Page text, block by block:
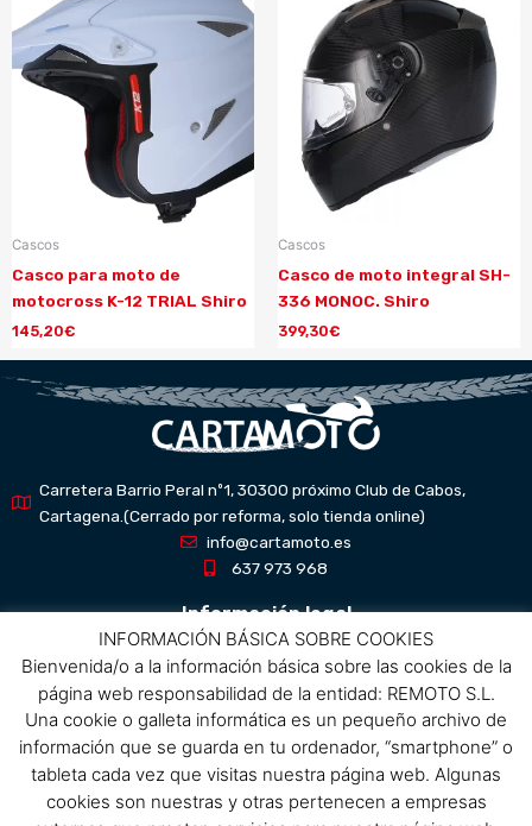
Cascos
Casco para moto de
motocross K-12 TRIAL Shiro
145,20€
Cascos
Casco de moto integral SH-
336 MONOC. Shiro
399,30€
Carretera Barrio Peral nº1, 30300 próximo Club de Cabos,
Cartagena.(Cerrado por reforma, solo tienda online)
info@cartamoto.es
637 973 968
Información legal
Aviso Legal
Política de privacidad
Política de protección de datos
Política de cookies
Condiciones de compra
INFORMACIÓN BÁSICA SOBRE COOKIES
Bienvenida/o a la información básica sobre las cookies de la
página web responsabilidad de la entidad: REMOTO S.L.
Una cookie o galleta informática es un pequeño archivo de
información que se guarda en tu ordenador, “smartphone” o
tableta cada vez que visitas nuestra página web. Algunas
cookies son nuestras y otras pertenecen a empresas